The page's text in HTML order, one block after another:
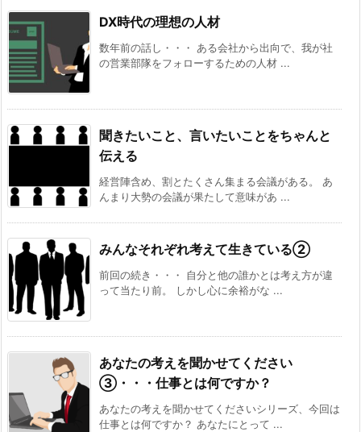
DX時代の理想の人材
数年前の話し・・・ ある会社から出向で、我が社
の営業部隊をフォローするための人材 ...
聞きたいこと、言いたいことをちゃんと
伝える
経営陣含め、割とたくさん集まる会議がある。 あ
んまり大勢の会議が果たして意味があ ...
みんなそれぞれ考えて生きている②
前回の続き・・・ 自分と他の誰かとは考え方が違
って当たり前。 しかし心に余裕がな ...
あなたの考えを聞かせてください
③・・・仕事とは何ですか？
あなたの考えを聞かせてくださいシリーズ、今回は
仕事とは何ですか？ あなたにとって ...